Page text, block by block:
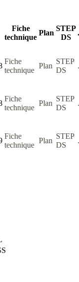
Fiche
technique
Plan
STEP
DS
Fiche
technique
Plan
STEP
DS
Fiche
technique
Plan
STEP
DS
Fiche
technique
Plan
STEP
DS